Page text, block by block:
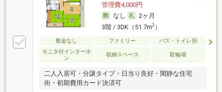
管理費4,000円
なし
2ヶ月
3階 / 3DK（51.7m2）
敷金なし ファミリー
バス・トイレ別
モニタ付インターホ
ン
収納スペース 駐輪場
二人入居可・分譲タイプ・日当り良好・閑静な住宅
街・初期費用カード決済可